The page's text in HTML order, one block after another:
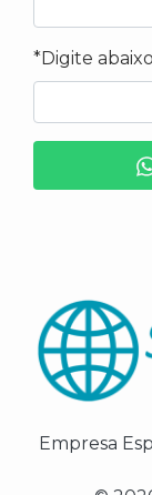
*Digite
Empresa